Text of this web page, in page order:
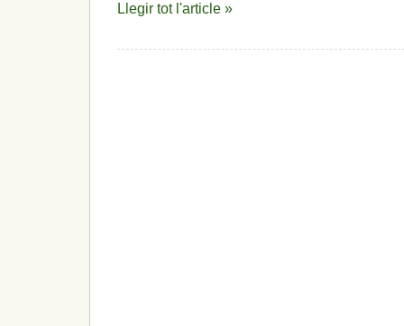
penal
Llegir tot l'article »